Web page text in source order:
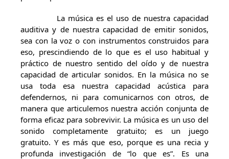
La música es el uso de nuestra capacidad
auditiva y de nuestra capacidad de emitir sonidos,
sea con la voz o con instrumentos construidos para
eso, prescindiendo de lo que es el uso habitual y
práctico de nuestro sentido del oído y de nuestra
capacidad de articular sonidos. En la música no se
usa toda esa nuestra capacidad acústica para
defendernos, ni para comunicarnos con otros, de
manera que articulemos nuestra acción conjunta de
forma eficaz para sobrevivir. La música es un uso del
sonido completamente gratuito; es un juego
gratuito. Y es más que eso, porque es una recia y
profunda investigación de “lo que es”. Es una